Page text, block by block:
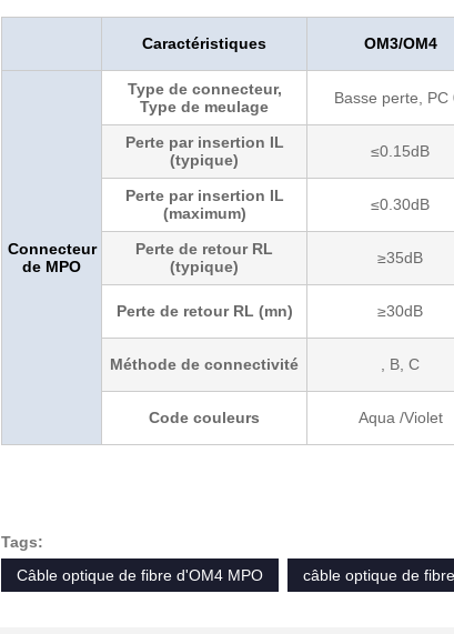
Caractéristiques OM3/OM4
Connecteur
de MPO
Type de connecteur,
Type de meulage
Basse perte, PC
Perte par insertion IL
(typique)
≤0.15dB
Perte par insertion IL
(maximum)
≤0.30dB
Perte de retour RL
(typique)
≥35dB
Perte de retour RL (mn) ≥30dB
Méthode de connectivité , B, C
Code couleurs Aqua /Violet
Tags:
Câble optique de fibre d'OM4 MPO
câble optique de